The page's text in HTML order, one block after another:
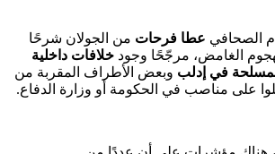
الصحافي عطا فرحات من الجولان شرحًا
الغامض، مرجّحًا وجود خلافات داخلية
في إدلب وبعض الأطراف المقربة من
على مناصب في الحكومة أو وزارة الدفاع.